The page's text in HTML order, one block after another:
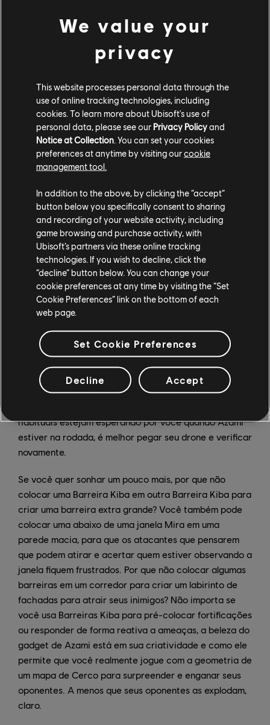
para criar um grande disco rígido que pode se
estender ao longo de uma parede ou ao ar livre. Se
Azami a jogar em uma superfície na qual não pode ser
implantada, como um gadget ou um escudo, ela
pegar o gadget e tentar novamente. Também pode
formar apenas uma barreira parcial, dependendo das
superfícies próximas, mas às vezes, um pouco de
barreira é tudo o que você precisa.
De buracos em drones e portas a escotilhas, pisos e
todos os outros tipos de buracos, se houver uma
lacuna que você deseja selar, Azami pode cobrir. Ela
também pode criar cobertura em tantos lugares
habituais estejam esperando por você quando Azami
estiver na rodada, é melhor pegar seu drone e verificar
novamente.
Se você quer sonhar um pouco mais, por que não
colocar uma Barreira Kiba em outra Barreira Kiba para
criar uma barreira extra grande? Você também pode
colocar uma abaixo de uma janela Mira em uma
parede macia, para que os atacantes que pensarem
que podem atirar e acertar quem estiver observando a
janela fiquem frustrados. Por que não colocar algumas
barreiras em um corredor para criar um labirinto de
fachadas para atrair seus inimigos? Não importa se
você usa Barreiras Kiba para pré-colocar fortificações
ou responder de forma reativa a ameaças, a beleza do
gadget de Azami está em sua criatividade e como ele
permite que você realmente jogue com a geometria de
um mapa de Cerco para surpreender e enganar seus
oponentes. A menos que seus oponentes as explodam,
claro.
We value your
privacy
This website processes personal data through the
use of online tracking technologies, including
cookies. To learn more about Ubisoft's use of
personal data, please see our Privacy Policyand
Notice at Collection . You can set your cookies
preferences at anytime by visiting ourcookie
management tool.
In addition to the above, by clicking the “accept”
button below you specifically consent to sharing
and recording of your website activity, including
game browsing and purchase activity, with
Ubisoft’s partners via these online tracking
technologies. If you wish to decline, click the
“decline” button below. You can change your
cookie preferences at any time by visiting the “Set
Cookie Preferences” link on the bottom of each
web page.
Set Cookie Preferences
Decline Accept